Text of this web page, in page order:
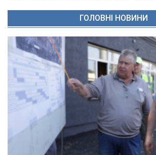
ГОЛОВНІ НОВИНИ